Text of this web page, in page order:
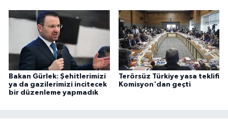
Bakan Gürlek: Şehitlerimizi
ya da gazilerimizi incitecek
bir düzenleme yapmadık
Terörsüz Türkiye yasa teklifi
Komisyon'dan geçti